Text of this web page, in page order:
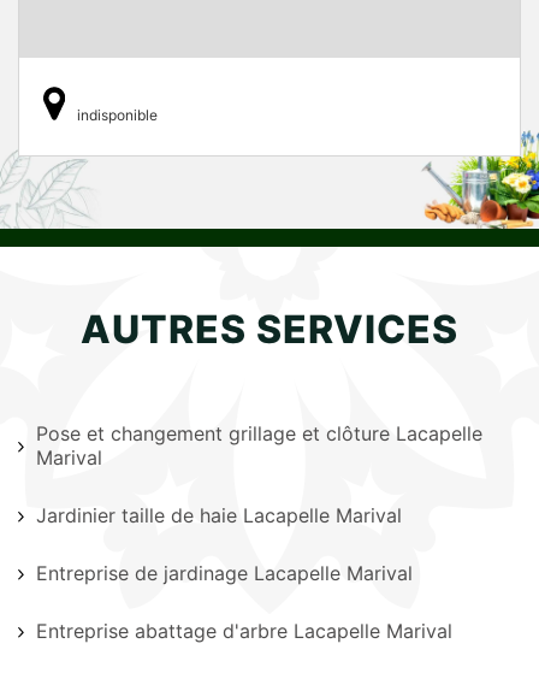
indisponible
AUTRES SERVICES
Pose et changement grillage et clôture Lacapelle
Marival
Jardinier taille de haie Lacapelle Marival
Entreprise de jardinage Lacapelle Marival
Entreprise abattage d'arbre Lacapelle Marival